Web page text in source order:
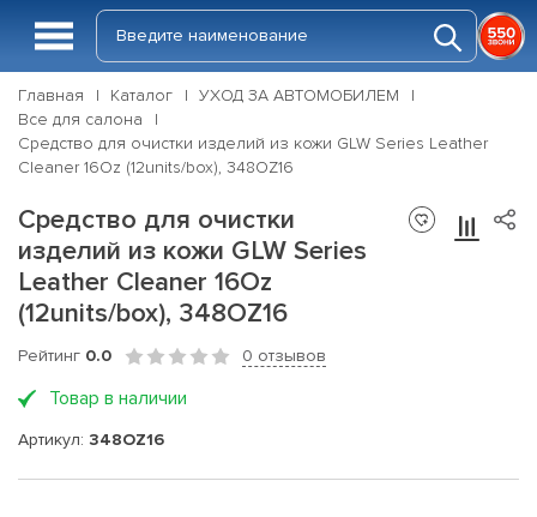
Главная Каталог
УХОД ЗА АВТОМОБИЛЕМ
Все для салона
Средство для очистки изделий из кожи GLW Series Leather
Cleaner 16Oz (12units/box), 348OZ16
Средство для очистки
изделий из кожи GLW Series
Leather Cleaner 16Oz
(12units/box), 348OZ16
Рейтинг 0.0 0 отзывов
Товар в наличии
Артикул: 348OZ16